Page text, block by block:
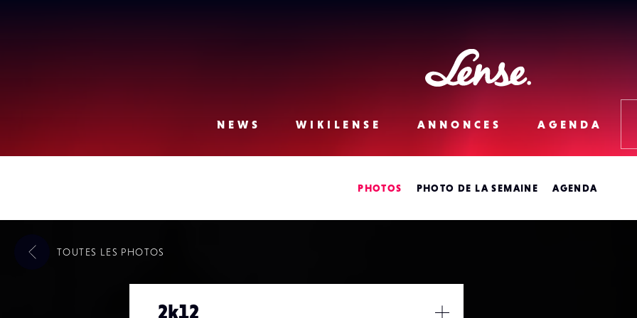
Lense
NEWS WIKILENSE ANNONCES AGENDA
PHOTOS PHOTO DE LA SEMAINE AGENDA
2k12
TOUTES LES PHOTOS